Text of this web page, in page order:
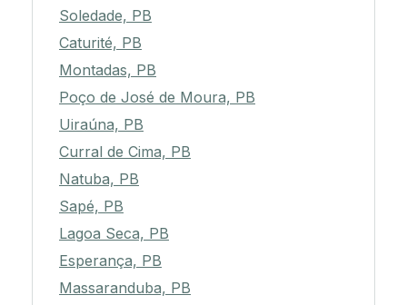
Soledade, PB
Caturité, PB
Montadas, PB
Poço de José de Moura, PB
Uiraúna, PB
Curral de Cima, PB
Natuba, PB
Sapé, PB
Lagoa Seca, PB
Esperança, PB
Massaranduba, PB